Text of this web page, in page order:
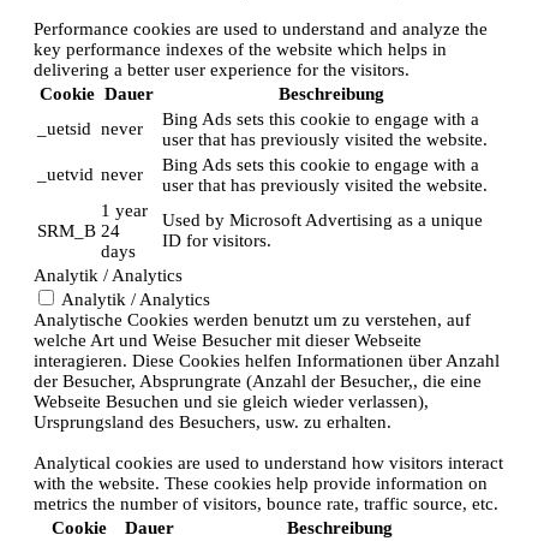
Performance cookies are used to understand and analyze the
key performance indexes of the website which helps in
delivering a better user experience for the visitors.
Cookie Dauer
Beschreibung
_uetsid never
Bing Ads sets this cookie to engage with a
user that has previously visited the website.
_uetvid never
Bing Ads sets this cookie to engage with a
user that has previously visited the website.
SRM_B
1 year
24
days
Used by Microsoft Advertising as a unique
ID for visitors.
Analytik / Analytics
Analytik / Analytics
Analytische Cookies werden benutzt um zu verstehen, auf
welche Art und Weise Besucher mit dieser Webseite
interagieren. Diese Cookies helfen Informationen über Anzahl
der Besucher, Absprungrate (Anzahl der Besucher,, die eine
Webseite Besuchen und sie gleich wieder verlassen),
Ursprungsland des Besuchers, usw. zu erhalten.
Analytical cookies are used to understand how visitors interact
with the website. These cookies help provide information on
metrics the number of visitors, bounce rate, traffic source, etc.
Cookie
Dauer Beschreibung